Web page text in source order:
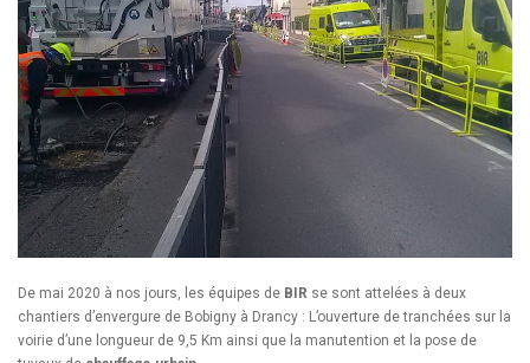
De mai 2020 à nos jours, les équipes de BIR se sont attelées à deux
chantiers d’envergure de Bobigny à Drancy : L’ouverture de tranchées sur la
voirie d’une longueur de 9,5 Km ainsi que la manutention et la pose de